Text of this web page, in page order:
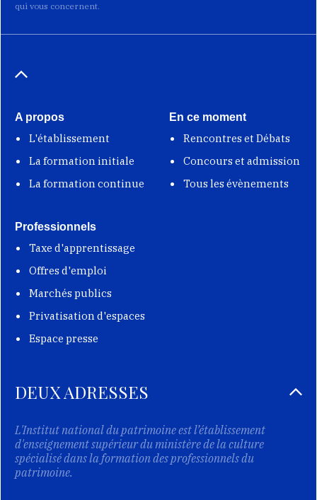
qui vous concernent.
A propos
L'établissement
La formation initiale
La formation continue
En ce moment
Rencontres et Débats
Concours et admission
Tous les évènements
Professionnels
Taxe d'apprentissage
Offres d'emploi
Marchés publics
Privatisation d'espaces
Espace presse
DEUX ADRESSES
L'Institut national du patrimoine est l’établissement
d'enseignement supérieur du ministère de la culture
spécialisé dans la formation des professionnels du
patrimoine.